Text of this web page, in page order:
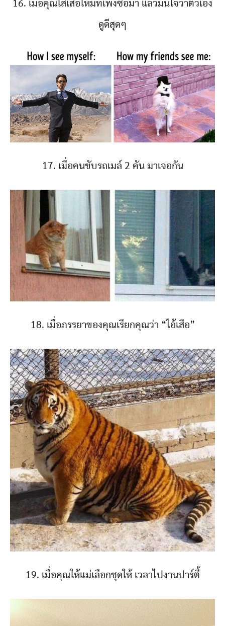
16. เมื่อคุณใส่เสื้อใหม่ที่เพิ่งซื้อมา แล้วมั่นใจว่าตัวเอง
ดูดีสุดๆ
17. เมื่อคนขับรถเมล์ 2 คัน มาเจอกัน
18. เมื่อภรรยาของคุณเรียกคุณว่า “ไอ้เสือ”
19. เมื่อคุณให้แม่เลือกชุดให้ เวลาไปงานปาร์ตี้